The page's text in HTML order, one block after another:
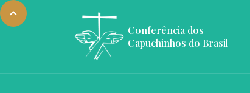
Conferência dos
Capuchinhos do Brasil